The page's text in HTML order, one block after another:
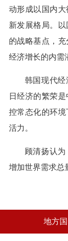
动形成以国内
新发展格局。
的战略基点，
经济增长的内需
韩国现代经
日经济的繁荣
控常态化的环
活力。
顾清扬认
增加世界需求总
地方